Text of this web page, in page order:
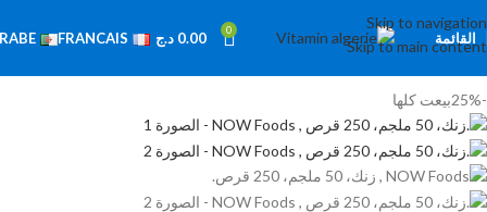
Skip to navigation
Skip to main content
القائمة 0
0.00 د.ج FRANCAIS
-25% بيعت كلها